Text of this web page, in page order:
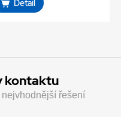
Detail
kontaktu
řešení